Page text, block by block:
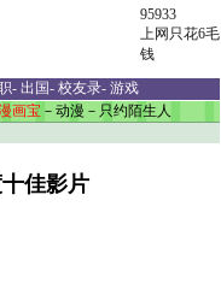
95933
上网只花6毛
钱
- 出国- 校友录- 游戏
画宝 － 动漫 － 只约陌生人
佳影片